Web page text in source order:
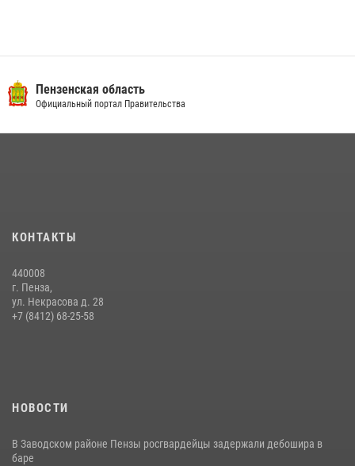
Пензенский спецназ Росгвардии готовит студентов к окружному
этапу «Зарницы 2.0» (видео)
Пучков посетил 55-й Всероссийский Лермонтовский праздник
11 июля 2026, 10:00
В Пензе сотрудники Росгвардии обезвредили артиллерийский
Пензенская область
Официальный портал Правительства
КОНТАКТЫ
440008
г. Пенза,
ул. Некрасова д. 28
+7 (8412) 68-25-58
НОВОСТИ
В Заводском районе Пензы росгвардейцы задержали дебошира в
баре